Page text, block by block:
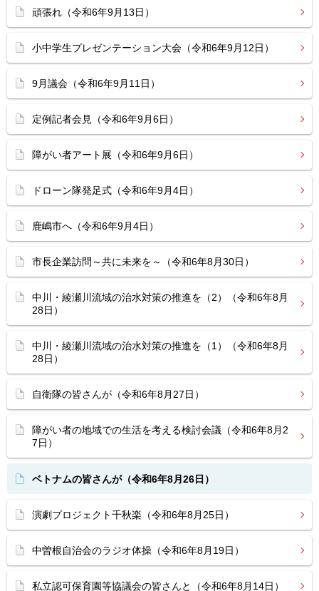
頑張れ（令和6年9月13日）
小中学生プレゼンテーション大会（令和6年9月12日）
9月議会（令和6年9月11日）
定例記者会見（令和6年9月6日）
障がい者アート展（令和6年9月6日）
ドローン隊発足式（令和6年9月4日）
鹿嶋市へ（令和6年9月4日）
市長企業訪問～共に未来を～（令和6年8月30日）
中川・綾瀬川流域の治水対策の推進を（2）（令和6年8月
28日）
中川・綾瀬川流域の治水対策の推進を（1）（令和6年8月
28日）
自衛隊の皆さんが（令和6年8月27日）
障がい者の地域での生活を考える検討会議（令和6年8月2
7日）
ベトナムの皆さんが（令和6年8月26日）
演劇プロジェクト千秋楽（令和6年8月25日）
中曽根自治会のラジオ体操（令和6年8月19日）
私立認可保育園等協議会の皆さんと（令和6年8月14日）